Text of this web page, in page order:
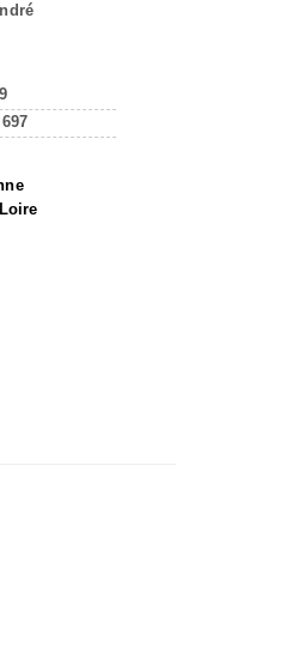
697